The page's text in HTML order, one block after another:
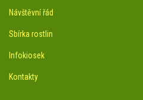
Návštěvní řád
Sbírka rostlin
Infokiosek
Kontakty